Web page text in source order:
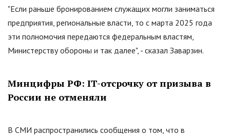
"Если раньше бронированием служащих могли заниматься
предприятия, региональные власти, то с марта 2025 года
эти полномочия передаются федеральным властям,
Министерству обороны и так далее", - сказал Заварзин.
Минцифры РФ: IT-отсрочку от призыва в
России не отменяли
В СМИ распространились сообщения о том, что в